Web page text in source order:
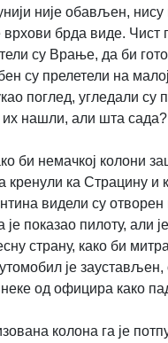
није обављен,
врхови брда виде.
су Врање, да би
су прелетели на
поглед, угледали су
их нашли, али шта сада?
би немачкој колони
кренули ка Страцину
видели су
показао пилоту, али
страну, како би
је
од официра како
колона га је